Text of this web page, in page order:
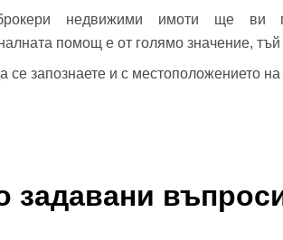
недвижими имоти ще ви
помощ е от голямо значение, тъй
се запознаете и с местоположението на
задавани